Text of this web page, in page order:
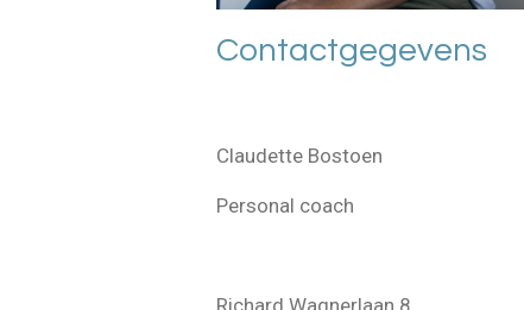
Contactgegevens
Claudette Bostoen
Personal coach
Richard Wagnerlaan 8